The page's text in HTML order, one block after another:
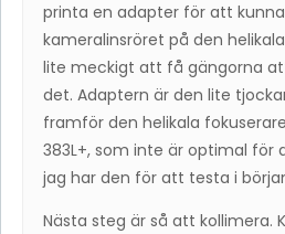
printa en adapter för att
kameralinsröret på den
lite meckigt att få gängorna
det. Adaptern är den lite
framför den helikala
383L+, som inte är optimal för
jag har den för att testa i
Nästa steg är så att kollimera.